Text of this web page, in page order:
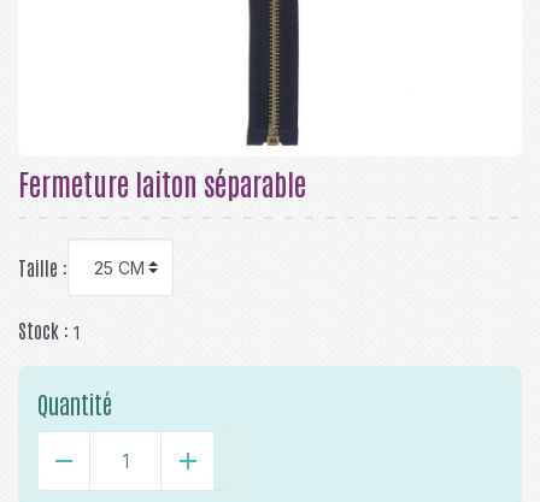
Fermeture laiton séparable
Taille :
Stock : 1
Quantité
- +